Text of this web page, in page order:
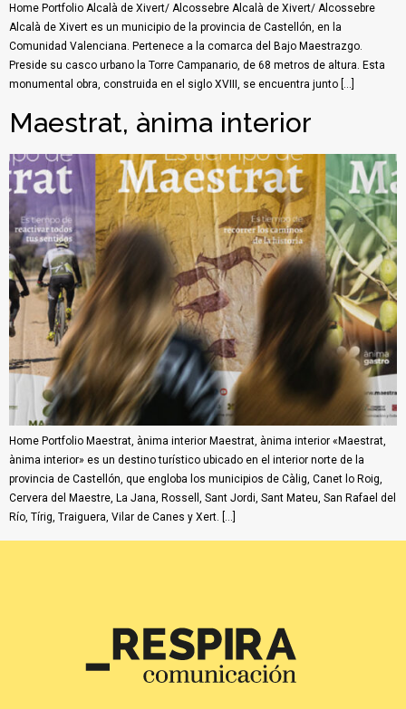
Home Portfolio Alcalà de Xivert/ Alcossebre Alcalà de Xivert/ Alcossebre
Alcalà de Xivert ​es un municipio de la provincia de Castellón, en la
Comunidad Valenciana. Pertenece a la comarca del Bajo Maestrazgo.
Preside su casco urbano la Torre Campanario, de 68 metros de altura. Esta
monumental obra, construida en el siglo XVIII, se encuentra junto […]
Maestrat, ànima interior
Home Portfolio Maestrat, ànima interior Maestrat, ànima interior «Maestrat,
ànima interior» es un destino turístico ubicado en el interior norte de la
provincia de Castellón, que engloba los municipios de Càlig, Canet lo Roig,
Cervera del Maestre, La Jana, Rossell, Sant Jordi, Sant Mateu, San Rafael del
Río, Tírig, Traiguera, Vilar de Canes y Xert. […]